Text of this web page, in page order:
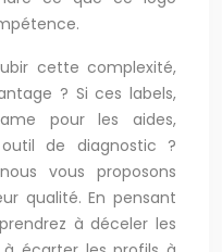
cette complexité,
? Si ces labels,
pour les aides,
de diagnostic ?
vous proposons
qualité. En pensant
à déceler les